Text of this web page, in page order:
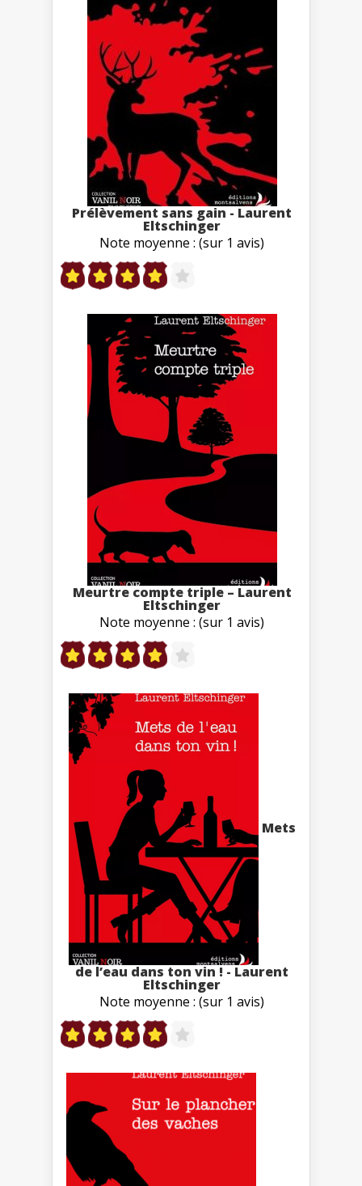
Prélèvement sans gain - Laurent
Eltschinger
Note moyenne : (sur 1 avis)
Meurtre compte triple – Laurent
Eltschinger
Note moyenne : (sur 1 avis)
Mets
de l’eau dans ton vin ! - Laurent
Eltschinger
Note moyenne : (sur 1 avis)